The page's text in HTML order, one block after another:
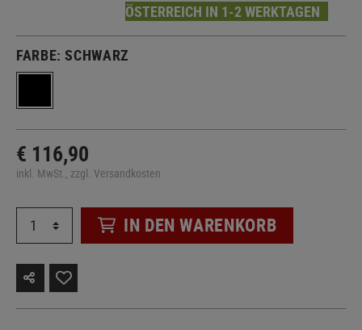
ÖSTERREICH IN 1-2 WERKTAGEN
FARBE:SCHWARZ
€ 116,90
inkl. MwSt., zzgl. Versandkosten
IN DEN WARENKORB